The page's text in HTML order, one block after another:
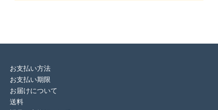
お支払い方法
お支払い期限
お届けについて
送料